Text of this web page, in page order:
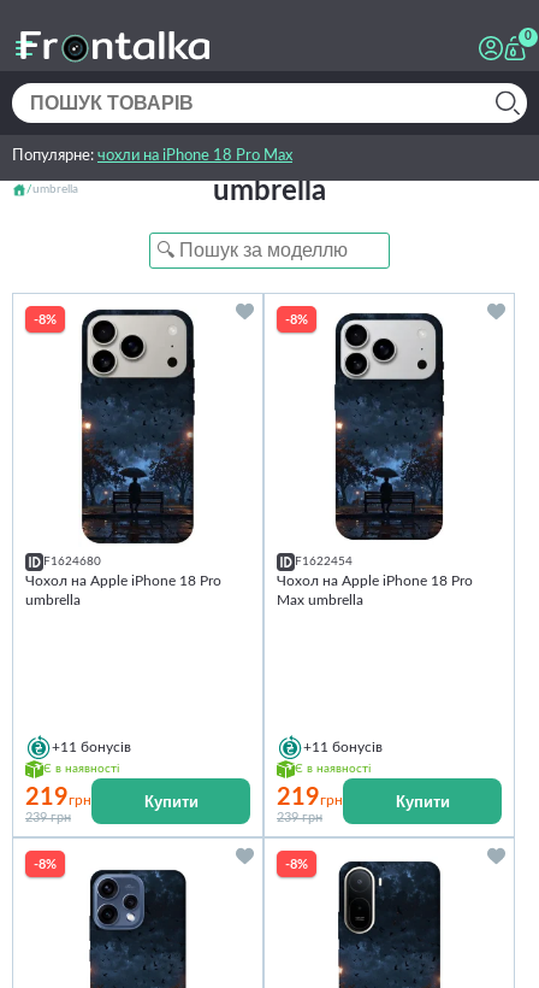
0
Популярне: чохли на iPhone 18 Pro Max
umbrella umbrella
-8%
F1624680
Чохол на Apple iPhone 18 Pro
umbrella
+11 бонусів
Є в наявності
219грн
239 грн
Купити
-8%
F1622454
Чохол на Apple iPhone 18 Pro
Max umbrella
+11 бонусів
Є в наявності
219грн
239 грн
Купити
-8% -8%